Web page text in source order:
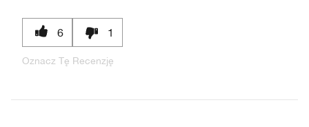
6 1
Oznacz Tę Recenzję